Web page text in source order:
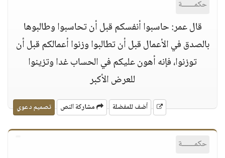
حكمــــــة
قال عمر: حاسبوا أنفسكم قبل أن تحاسبوا وطالبوها
بالصدق في الأعمال قبل أن تطالبوا وزنوا أعمالكم قبل أن
توزنوا، فإنه أهون عليكم في الحساب غدا وتزينوا
للعرض الأكبر
أضف للمفضلة مشاركة النص تصميم دعوي
حكمــــــة